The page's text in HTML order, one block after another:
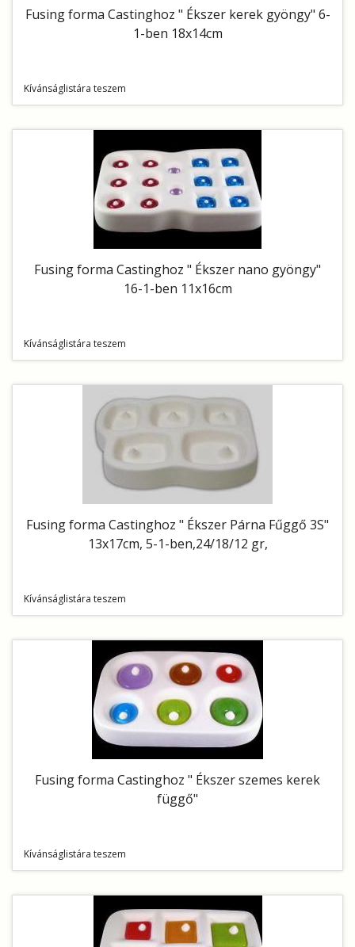
Fusing forma Castinghoz " Ékszer kerek gyöngy" 6-
1-ben 18x14cm
Kívánságlistára teszem
Fusing forma Castinghoz " Ékszer nano gyöngy"
16-1-ben 11x16cm
Kívánságlistára teszem
Fusing forma Castinghoz " Ékszer Párna Fűggő 3S"
13x17cm, 5-1-ben,24/18/12 gr,
Kívánságlistára teszem
Fusing forma Castinghoz " Ékszer szemes kerek
függő"
Kívánságlistára teszem